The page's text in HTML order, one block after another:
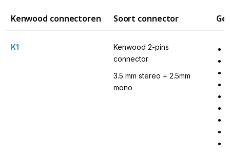
Kenwood connectoren Soort connector
K1
Kenwood 2-pins
connector
3.5 mm stereo + 2.5mm
mono